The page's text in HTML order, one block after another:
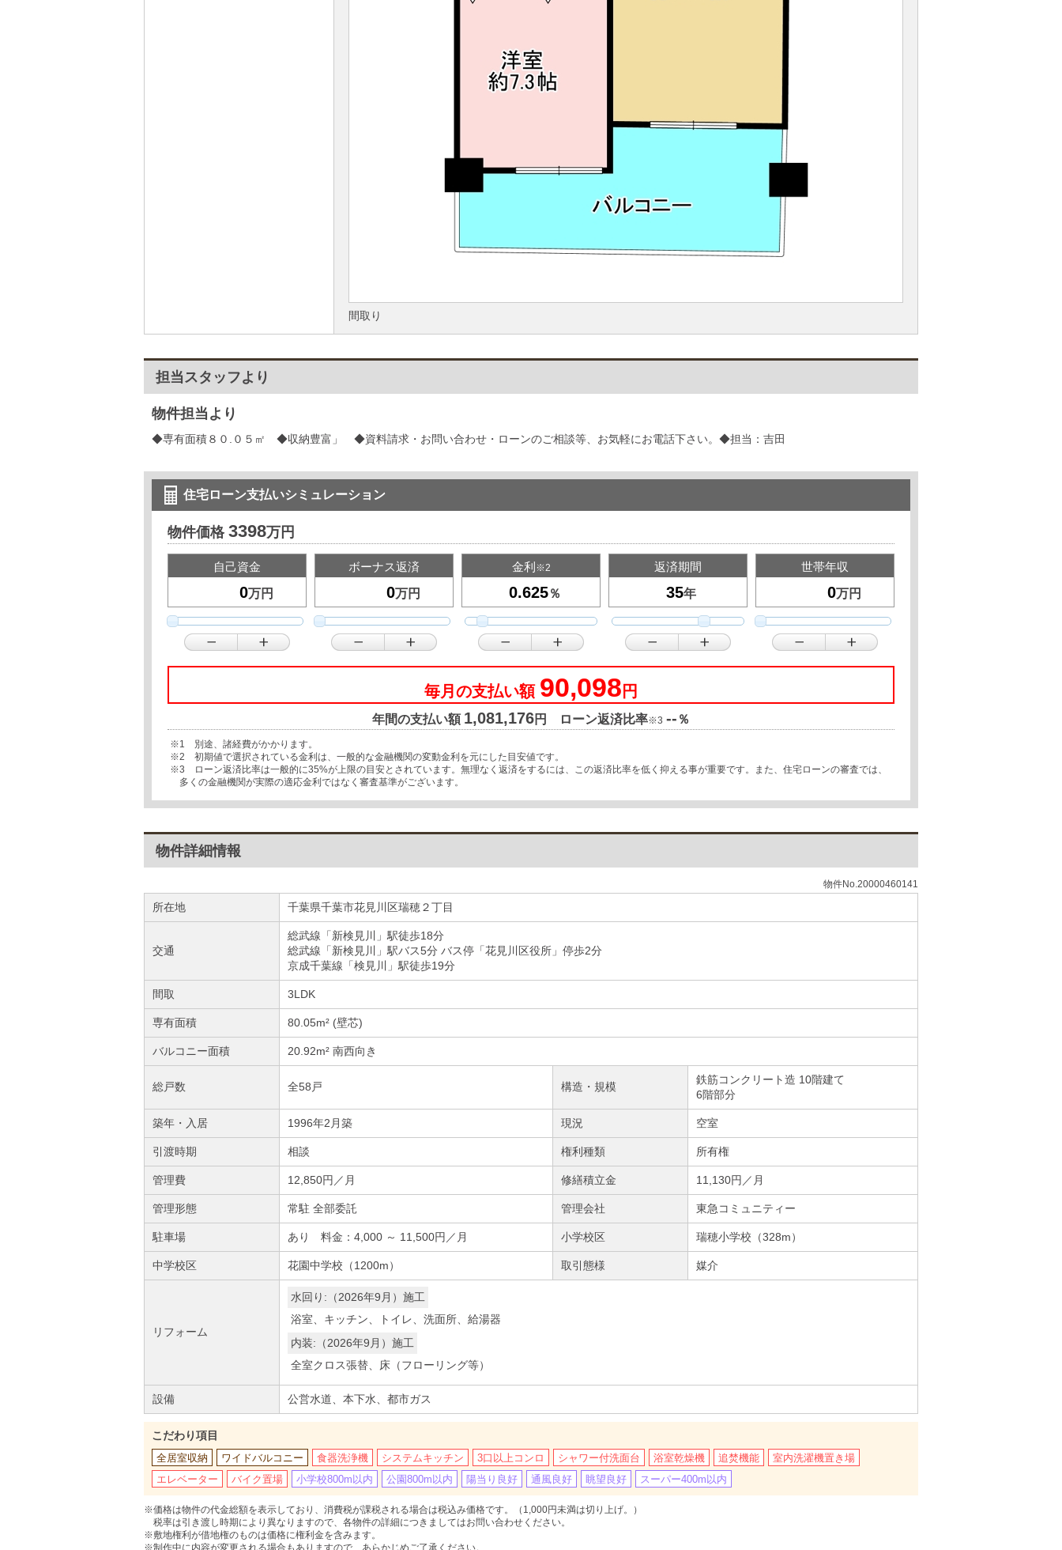
間取り
担当スタッフより
物件担当より
◆専有面積８０.０５㎡ ◆収納豊富」 ◆資料請求・お問い合わせ・ローンのご相談等、お気軽にお電話下さい。◆担当：吉田
住宅ローン支払いシミュレーション
物件価格 3398万円
自己資金
万円
ボーナス返済
万円
金利 ※2
％
返済期間
年
世帯年収
万円
毎月の支払い額 90,098 円
年間の支払い額 1,081,176円 ローン返済比率※3 -- ％
※1 別途、諸経費がかかります。
※2 初期値で選択されている金利は、一般的な金融機関の変動金利を元にした目安値です。
※3 ローン返済比率は一般的に35%が上限の目安とされています。無理なく返済をするには、この返済比率を低く抑える事が重要です。また、住宅ローンの審査では、
多くの金融機関が実際の適応金利ではなく審査基準がございます。
物件詳細情報
物件No.20000460141
所在地 千葉県千葉市花見川区瑞穂２丁目
交通
総武線「新検見川」駅徒歩18分
総武線「新検見川」駅バス5分 バス停「花見川区役所」停歩2分
京成千葉線「検見川」駅徒歩19分
間取 3LDK
専有面積 80.05m² (壁芯)
バルコニー面積 20.92m² 南西向き
総戸数 全58戸 構造・規模
鉄筋コンクリート造 10階建て
6階部分
築年・入居 1996年2月築 現況 空室
引渡時期 相談 権利種類 所有権
管理費 12,850円／月 修繕積立金 11,130円／月
管理形態 常駐 全部委託 管理会社 東急コミュニティー
駐車場 あり 料金：4,000 ～ 11,500円／月 小学校区 瑞穂小学校（328m）
中学校区 花園中学校（1200m） 取引態様 媒介
リフォーム
水回り:（2026年9月）施工
浴室、キッチン、トイレ、洗面所、給湯器
内装:（2026年9月）施工
全室クロス張替、床（フローリング等）
設備 公営水道、本下水、都市ガス
こだわり項目
全居室収納 ワイドバルコニー 食器洗浄機 システムキッチン 3口以上コンロ シャワー付洗面台 浴室乾燥機 追焚機能
室内洗濯機置き場
エレベーター
バイク置場 小学校800m以内 公園800m以内 陽当り良好 通風良好 眺望良好 スーパー400m以内
※価格は物件の代金総額を表示しており、消費税が課税される場合は税込み価格です。（1,000円未満は切り上げ。）
税率は引き渡し時期により異なりますので、各物件の詳細につきましてはお問い合わせください。
※敷地権利が借地権のものは価格に権利金を含みます。
※制作中に内容が変更される場合もありますので、あらかじめご了承ください。